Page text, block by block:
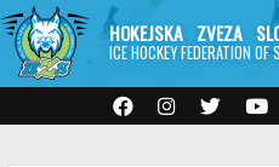
HOKEJSKA ZVEZA
ICE HOCKEY FEDERATION OF